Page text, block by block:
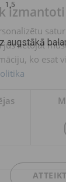
1,5
lietojat
ko esat